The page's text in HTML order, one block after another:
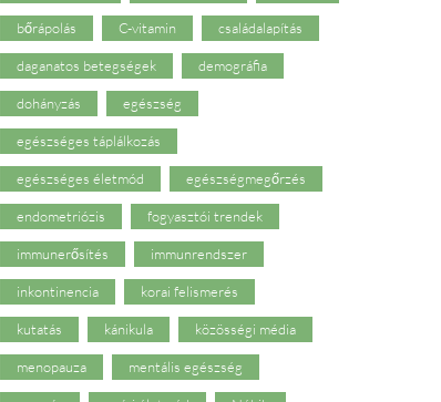
bőrápolás C-vitamin családalapítás
daganatos betegségek demográfia
dohányzás egészség
egészséges táplálkozás
egészséges életmód egészségmegőrzés
endometriózis fogyasztói trendek
immunerősítés immunrendszer
inkontinencia korai felismerés
kutatás kánikula közösségi média
menopauza mentális egészség